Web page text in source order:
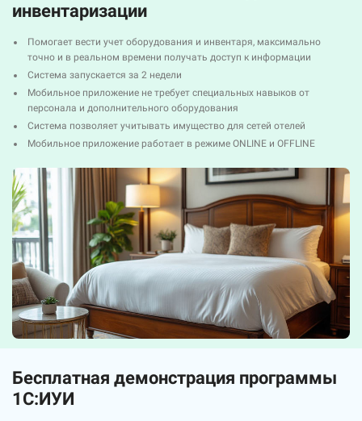
инвентаризации
Помогает вести учет оборудования и инвентаря, максимально
точно и в реальном времени получать доступ к информации
Система запускается за 2 недели
Мобильное приложение не требует специальных навыков от
персонала и дополнительного оборудования
Система позволяет учитывать имущество для сетей отелей
Мобильное приложение работает в режиме ONLINE и OFFLINE
Бесплатная демонстрация программы
1C:ИУИ